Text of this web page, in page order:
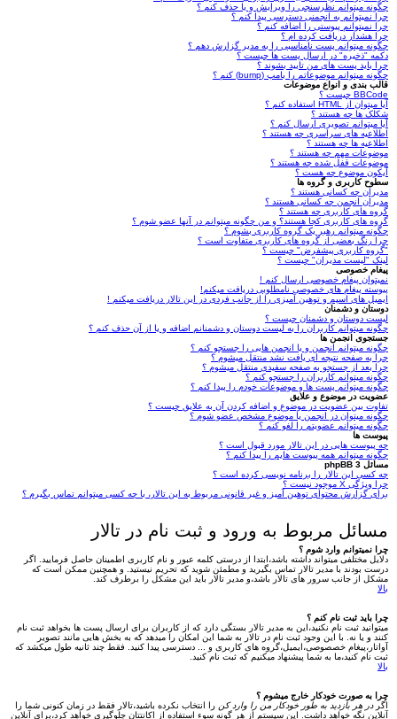
چگونه میتوانم نظرسنجی را ویرایش و یا حذف کنم ؟
چرا نمیتوانم به انجمنی دسترسی پیدا کنم ؟
چرا نمیتوانم پیوستی را اضافه کنم ؟
چرا هشدار دریافت کرده ام ؟
چگونه میتوانم پست نامناسبی را به مدیر گزارش دهم ؟
دکمه "ذخیره" در ارسال پست ها چیست ؟
چرا باید پست های من تایید بشوند ؟
چگونه میتوانم موضوعاتم را بامپ (bump) کنم ؟
قالب بندی و انواع موضوعات
BBCode چیست ؟
آیا میتوان از HTML استفاده کنم ؟
شکلک ها چه هستند ؟
آیا میتوانم تصویری ارسال کنم ؟
اطلاعیه های سراسری چه هستند ؟
اطلاعیه ها چه هستند ؟
موضوعات مهم چه هستند ؟
موضوعات قفل شده چه هستند ؟
آیکون موضوع چه هست ؟
سطوح کاربری و گروه ها
مدیران چه کسانی هستند ؟
مدیران انجمن چه کسانی هستند ؟
گروه های کاربری چه هستند ؟
گروه های کاربری کجا هستند؟ و من چگونه میتوانم در آنها عضو شوم ؟
چگونه میتوانم رهبر یک گروه کاربری بشوم ؟
چرا رنگ بعضی از گروه های کاربری متفاوت است ؟
"گروه کاربری پیشفرض" چیست ؟
لینک "لیست مدیران" چیست ؟
پیغام خصوصی
نمیتوان پیغام خصوصی ارسال کنم !
پیوسته پیغام های خصوصی نامطلوبی دریافت میکنم!
ایمیل های اسپم و توهین آمیزی را از جانب فردی در این تالار دریافت میکنم !
دوستان و دشمنان
لیست دوستان و دشمنان چیست ؟
چگونه میتوانم کاربران را به لیست دوستان و دشمنانم اضافه و یا از آن حذف کنم ؟
جستجوی انجمن ها
چگونه میتوانم انجمن و یا انجمن هایی را جستجو کنم ؟
چرا به صفحه نتیجه ای یافت نشد منتقل میشوم ؟
چرا بعد از جستجو به صفحه سفیدی منتقل میشوم ؟
چگونه میتوانم کاربران را جستجو کنم ؟
چگونه میتوانم پست ها و موضوعات خودم را پیدا کنم ؟
عضویت در موضوع و علایق
تفاوت بین عضویت در موضوع و اضافه کردن آن به علایق چیست ؟
چگونه میتوان در انجمن یا موضوع مشخص عضو شوم ؟
چگونه میتوانم عضویتم را لغو کنم ؟
پیوست ها
چه پیوست هایی در این تالار مورد قبول است ؟
چگونه میتوانم همه پیوست هایم را پیدا کنم ؟
مسائل phpBB 3
چه کسی این تالار را برنامه نویسی کرده است ؟
چرا ویژگی X موجود نیست ؟
برای گزارش محتوای توهین آمیز و غیر قانونی مربوط به این تالار، با چه کسی میتوانم تماس بگیرم ؟
مسائل مربوط به ورود و ثبت نام در تالار
چرا نمیتوانم وارد شوم ؟
دلایل مختلفی میتواند داشته باشد،ابتدا از درستی کلمه عبور و نام کاربری اطمینان حاصل فرمایید. اگر
درست بودند با مدیر تالار تماس بگیرید و مطمئن شوید که تحریم نیستید. و همچنین ممکن است که
مشکل از جانب سرور های تالار باشد،و مدیر تالار باید این مشکل را برطرف کند.
بالا
چرا باید ثبت نام کنم ؟
میتوانید ثبت نام نکنید،این به مدیر تالار بستگی دارد که از کاربران برای ارسال پست ها بخواهد ثبت نام
کنند و یا نه. با این وجود ثبت نام در تالار به شما این امکان را میدهد که به بخش هایی مانند تصویر
آواتار،پیغام خصصوصی،ایمیل،گروه های کاربری و ... دسترسی پیدا کنید. فقط چند ثانیه طول میکشد که
ثبت نام کنید،ما به شما پیشنهاد میکنیم که ثبت نام کنید.
بالا
چرا به صورت خودکار خارج میشوم ؟
اگردر هر بازدید به طور خودکار من را وارد کن را انتخاب نکرده باشید،تالار فقط در زمان کنونی شما را
آنلاین نگه خواهد داشت. این سیستم از هر گونه سوء استفاده از اکانتتان جلوگیری خواهد کرد،برای آنلاین